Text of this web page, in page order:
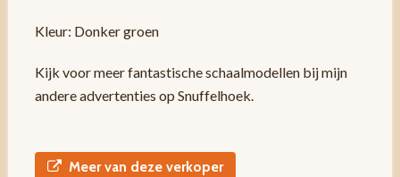
Kleur: Donker groen
Kijk voor meer fantastische schaalmodellen bij mijn
andere advertenties op Snuffelhoek.
Meer van deze verkoper